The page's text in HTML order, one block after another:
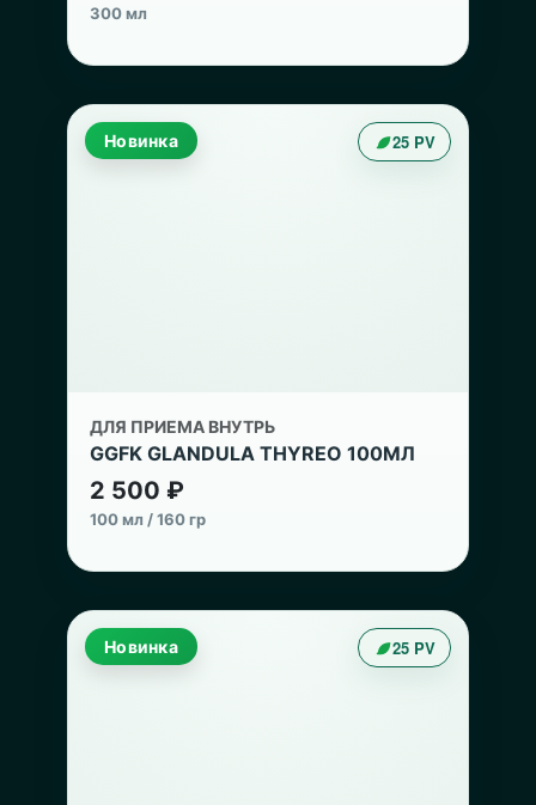
300 мл
Новинка 25 PV
ДЛЯ ПРИЕМА ВНУТРЬ
GGFK GLANDULA THYREO 100МЛ
2 500 ₽
100 мл / 160 гр
Новинка 25 PV